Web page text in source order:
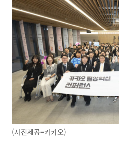
(사진제공=카카오)